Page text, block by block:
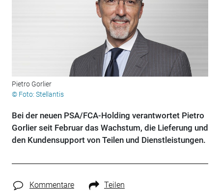
Pietro Gorlier
© Foto: Stellantis
Bei der neuen PSA/FCA-Holding verantwortet Pietro
Gorlier seit Februar das Wachstum, die Lieferung und
den Kundensupport von Teilen und Dienstleistungen.
Kommentare Teilen